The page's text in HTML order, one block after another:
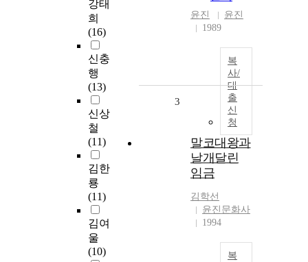
강태
희
(16)
신충
행
(13)
신상
철
(11)
김한
룡
(11)
김여
울
(10)
윤진
윤진
1989
복
사/
대
출
신
청
3
말코대왕과
날개달린
임금
김학선
윤진문화사
1994
복